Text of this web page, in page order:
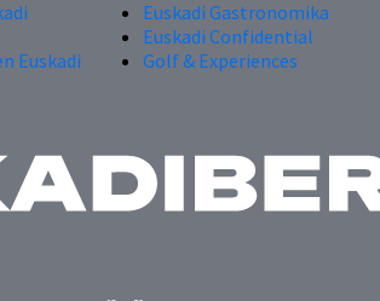
Euskadi
Euskadi Gastronomika
Euskadi Confidential
Golf & Experiences